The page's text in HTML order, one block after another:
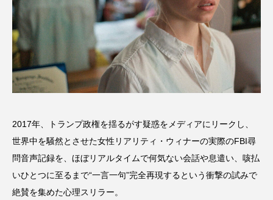
2017年、トランプ政権を揺るがす疑惑をメディアにリークし、
世界中を騒然とさせた女性リアリティ・ウィナーの実際のFBI尋
問音声記録を、ほぼリアルタイムで何気ない会話や息遣い、咳払
いひとつに至るまで“一言一句”完全再現するという衝撃の試みで
絶賛を集めた心理スリラー。